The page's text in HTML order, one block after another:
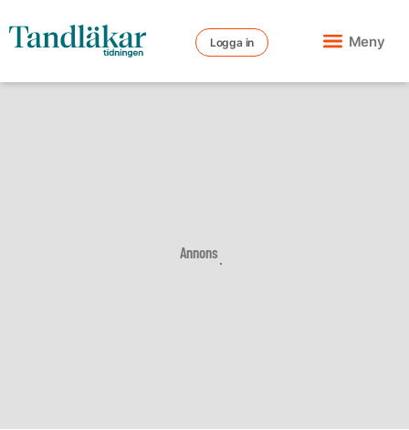
Logga in Meny
Annons